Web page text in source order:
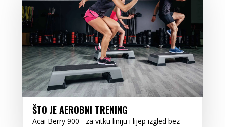
ŠTO JE AEROBNI TRENING
Acai Berry 900 - za vitku liniju i lijep izgled bez